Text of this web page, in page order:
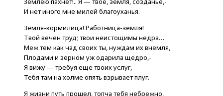
И нет иного мне милей благоуханья.
Земля-кормилица! Работница-земля!
Твой вечен труд; твои неистощимы недра…
Меж тем как чад своих ты, нуждам их внемля,
Плодами и зерном уж одарила щедро,-
Я вижу — требуя еще твоих услуг,
Тебя там на холме опять взрывает плуг.
Я жизни путь прошел, топча тебя небрежно,